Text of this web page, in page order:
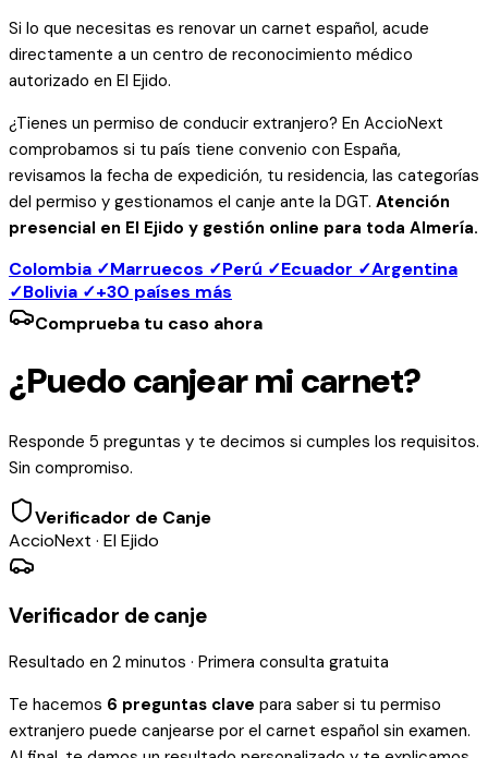
Si lo que necesitas es renovar un carnet español, acude
directamente a un centro de reconocimiento médico
autorizado en El Ejido.
¿Tienes un permiso de conducir extranjero? En AccioNext
comprobamos si tu país tiene convenio con España,
revisamos la fecha de expedición, tu residencia, las categorías
del permiso y gestionamos el canje ante la DGT. Atención
presencial en El Ejido y gestión online para toda Almería.
Colombia ✓Marruecos ✓Perú ✓Ecuador ✓Argentina
✓Bolivia ✓+30 países más
Comprueba tu caso ahora
¿Puedo canjear mi carnet?
Responde 5 preguntas y te decimos si cumples los requisitos.
Sin compromiso.
Verificador de Canje
AccioNext · El Ejido
Verificador de canje
Resultado en 2 minutos · Primera consulta gratuita
Te hacemos 6 preguntas clave para saber si tu permiso
extranjero puede canjearse por el carnet español sin examen.